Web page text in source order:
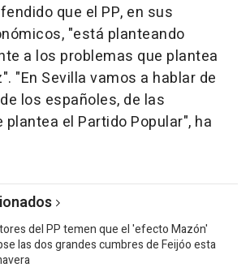
que el PP, en sus
"está planteando
a los problemas que plantea
"En Sevilla vamos a hablar de
los españoles, de las
el Partido Popular", ha
del PP temen que el 'efecto Mazón'
las dos grandes cumbres de Feijóo esta